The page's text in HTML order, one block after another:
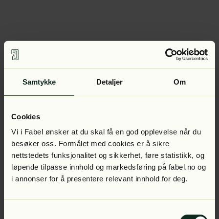
Samtykke Detaljer Om
Cookies
Vi i Fabel ønsker at du skal få en god opplevelse når du
besøker oss. Formålet med cookies er å sikre
nettstedets funksjonalitet og sikkerhet, føre statistikk, og
løpende tilpasse innhold og markedsføring på fabel.no og
i annonser for å presentere relevant innhold for deg.